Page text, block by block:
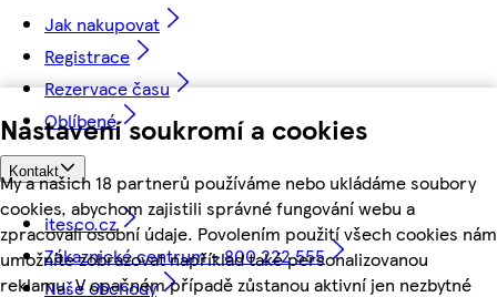
Nastavení soukromí a cookies
My a našich 18 partnerů používáme nebo ukládáme soubory
cookies, abychom zajistili správné fungování webu a
zpracovali osobní údaje. Povolením použití všech cookies nám
umožníte zobrazovat například také personalizovanou
reklamu. V opačném případě zůstanou aktivní jen nezbytné
Jak nakupovat
Registrace
Rezervace času
Oblíbené
Kontakt
itesco.cz
Zákaznické centrum - 800 222 555
Naše obchody